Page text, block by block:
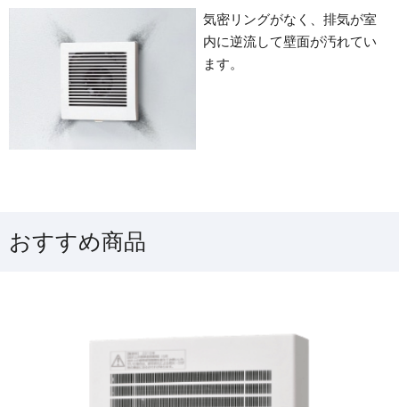
気密リングがなく、排気が室
内に逆流して壁面が汚れてい
ます。
おすすめ商品